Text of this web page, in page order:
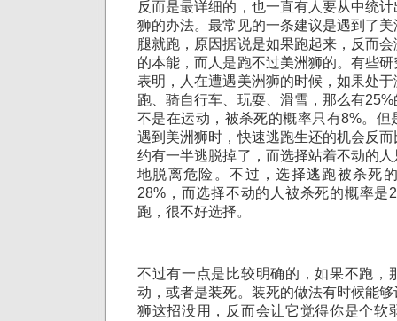
反而是最详细的，也一直有人要从中统
狮的办法。最常见的一条建议是遇到了
腿就跑，原因据说是如果跑起来，反而
的本能，而人是跑不过美洲狮的。有些
表明，人在遭遇美洲狮的时候，如果处
跑、骑自行车、玩耍、滑雪，那么有
不是在运动，被杀死的概率只有8%。但
遇到美洲狮时，快速逃跑生还的机会反
约有一半逃脱掉了，而选择站着不动的
地脱离危险。不过，选择逃跑被杀死
28%，而选择不动的人被杀死的概率是
跑，很不好选择。
不过有一点是比较明确的，如果不跑，
动，或者是装死。装死的做法有时候能
狮这招没用，反而会让它觉得你是个软